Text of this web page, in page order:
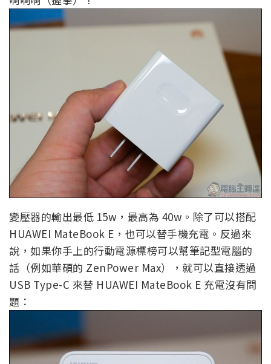
變壓器的輸出最低 15w，最高為 40w。除了可以搭配
HUAWEI MateBook E，也可以替手機充電。反過來
說，如果你手上的行動電源標榜可以幫筆記型電腦的
話（例如華碩的 ZenPower Max），就可以直接透過
USB Type-C 來替 HUAWEI MateBook E 充電沒有問
題：